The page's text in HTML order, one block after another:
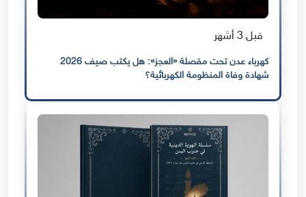
قبل 3 أشهر
كهرباء عدن تحت مقصلة «العجز»: هل يكتب صيف 2026
شهادة وفاة المنظومة الكهربائية؟